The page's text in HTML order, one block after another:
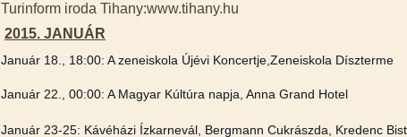
Turinform iroda Tihany:www.tihany.hu
2015. JANUÁR
Január 18., 18:00: A zeneiskola Újévi Koncertje,Zeneiskola Díszterme
Január 22., 00:00: A Magyar Kúltúra napja, Anna Grand Hotel
Január 23-25: Kávéházi Ízkarnevál, Bergmann Cukrászda, Kredenc